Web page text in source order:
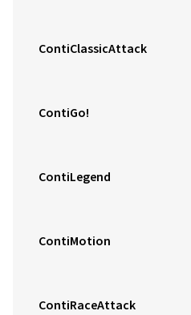
ContiClassicAttack
ContiGo!
ContiLegend
ContiMotion
ContiRaceAttack